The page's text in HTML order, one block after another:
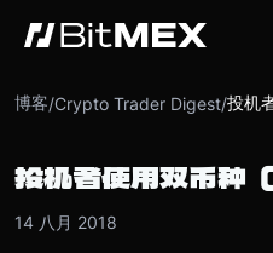
博客/Crypto Trader Digest/投机
投机者使用双币
14 八月 2018